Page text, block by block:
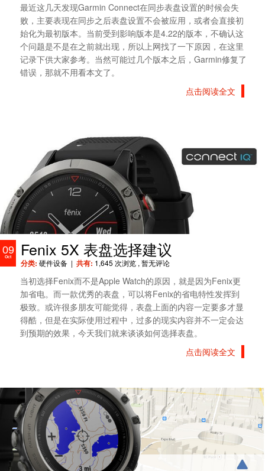
最近这几天发现Garmin Connect在同步表盘设置的时候会失
败，主要表现在同步之后表盘设置不会被应用，或者会直接初
始化为最初版本。当前受到影响版本是4.22的版本，不确认这
个问题是不是在之前就出现，所以上网找了一下原因，在这里
记录下供大家参考。当然可能过几个版本之后，Garmin修复了
错误，那就不用看本文了。
点击阅读全文
09
Oct Fenix 5X 表盘选择建议
分类: 硬件设备 | 共有: 1,645 次浏览 , 暂无评论
当初选择Fenix而不是Apple Watch的原因，就是因为Fenix更
加省电。而一款优秀的表盘，可以将Fenix的省电特性发挥到
极致。或许很多朋友可能觉得，表盘上面的内容一定要多才显
得酷，但是在实际使用过程中，过多的现实内容并不一定会达
到预期的效果，今天我们就来谈谈如何选择表盘。
点击阅读全文